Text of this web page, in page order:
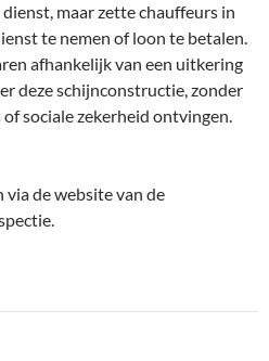
maar zette chauffeurs in
te nemen of loon te betalen.
afhankelijk van een uitkering
deze schijnconstructie, zonder
sociale zekerheid ontvingen.
de website van de